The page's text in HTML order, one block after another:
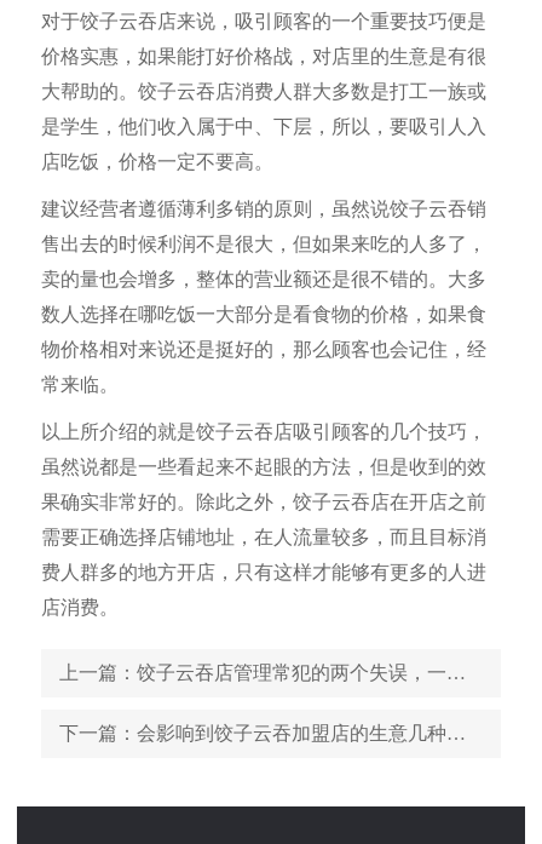
对于饺子云吞店来说，吸引顾客的一个重要技巧便是
价格实惠，如果能打好价格战，对店里的生意是有很
大帮助的。饺子云吞店消费人群大多数是打工一族或
是学生，他们收入属于中、下层，所以，要吸引人入
店吃饭，价格一定不要高。
建议经营者遵循薄利多销的原则，虽然说饺子云吞销
售出去的时候利润不是很大，但如果来吃的人多了，
卖的量也会增多，整体的营业额还是很不错的。大多
数人选择在哪吃饭一大部分是看食物的价格，如果食
物价格相对来说还是挺好的，那么顾客也会记住，经
常来临。
以上所介绍的就是饺子云吞店吸引顾客的几个技巧，
虽然说都是一些看起来不起眼的方法，但是收到的效
果确实非常好的。除此之外，饺子云吞店在开店之前
需要正确选择店铺地址，在人流量较多，而且目标消
费人群多的地方开店，只有这样才能够有更多的人进
店消费。
上一篇 ：饺子云吞店管理常犯的两个失误，一定要记牢
下一篇 ：会影响到饺子云吞加盟店的生意几种情况